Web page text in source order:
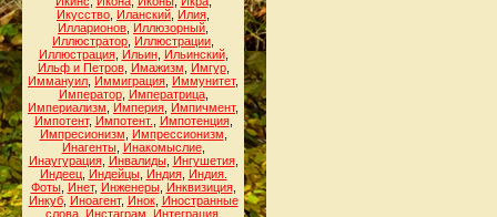
Икусство Иланский Илия
Илларионов Иллюзорный
Иллюстратор Иллюстрации
Иллюстрация, Ильин, Ильинский,
Ильф и Петров, Имажизм Имгур,
Иммануил Иммиграция Иммунитет,
Император, Императрица,
Империализм
Империя Импичмент,
Импотент, Импотент. Импотенция,
Импресионизм
Импрессионизм
Инагенты, Инакомыслие,
Инаугурация, Инвалиды, Ингушетия,
Индеец, Индейцы, Индия, Индия.
Фоты, Инет, Инженеры, Инквизиция,
Инкуб, Иноагент, Инок, Иностранные
слова, Инстаграм Интеграция,